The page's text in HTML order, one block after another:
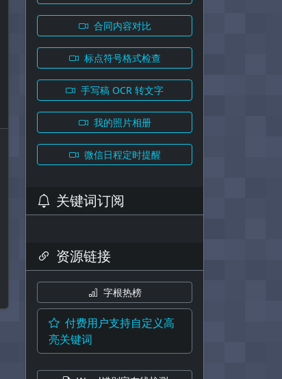
合同内容对比
标点符号格式检查
手写稿 OCR 转文字
我的照片相册
微信日程定时提醒
关键词订阅
资源链接
字根热榜
付费用户支持自定义高
亮关键词